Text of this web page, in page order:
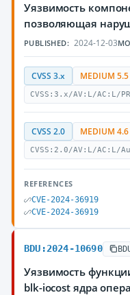
Уязвимость
позволяющая
PUBLISHED: 2024-12-03
CVSS 3.x MEDIUM 5.5
CVSS:3.x/AV:L/AC:L/
CVSS 2.0 MEDIUM 4.6
CVSS:2.0/AV:L/AC:L/
REFERENCES
CVE-2024-36919
CVE-2024-36919
BDU:2024-10690
Уязвимость
blk-iocost ядра